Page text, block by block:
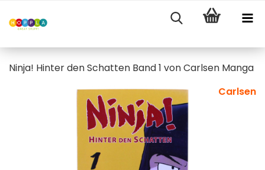
Ninja! Hinter den Schatten Band 1 von Carlsen Manga
Carlsen